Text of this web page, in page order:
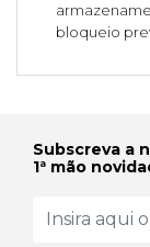
bloqueio
Subscreva a
1ª mão